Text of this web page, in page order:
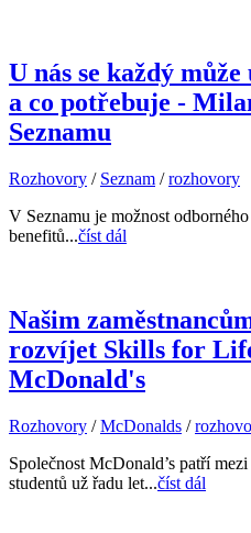
U nás se každý
a co potřebuje -
Seznamu
Rozhovory / Seznam /rozhovory
V Seznamu je možnost
benefitů...číst dál
Našim
rozvíjet Skills for
McDonald's
Rozhovory /McDonalds /
Společnost McDonald’s patří
studentů už řadu let...číst dál